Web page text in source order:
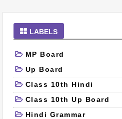
LABELS
MP Board
Up Board
Class 10th Hindi
Class 10th Up Board
Hindi Grammar